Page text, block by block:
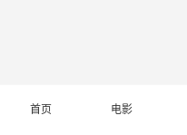
首页 电影